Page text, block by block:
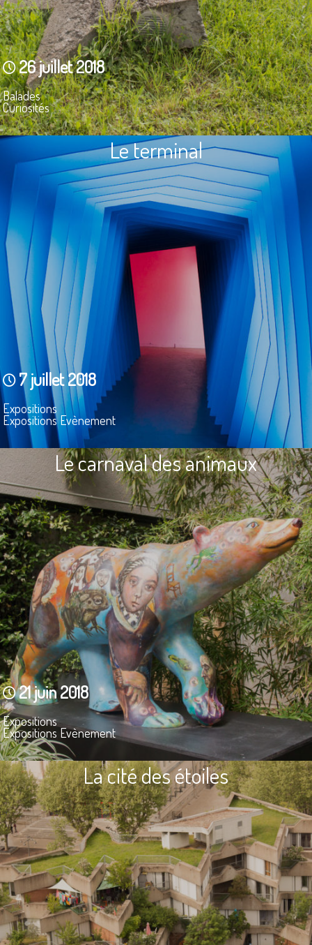
26 juillet 2018
Balades
Curiosités
Le terminal
7 juillet 2018
Expositions
Expositions Evènement
Le carnaval des animaux
21 juin 2018
Expositions
Expositions Evènement
La cité des étoiles